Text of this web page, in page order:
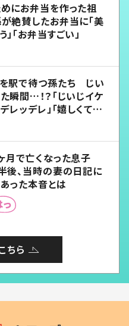
にお弁当を作った祖
絶賛したお弁当に「美
」「お弁当すごい」
駅で待つ孫たち じい
瞬間…！？「じいじイケ
デレッデレ」「嬉しくて可
月で亡くなった息子
後、当時の妻の日記に
った本音とは
ちら